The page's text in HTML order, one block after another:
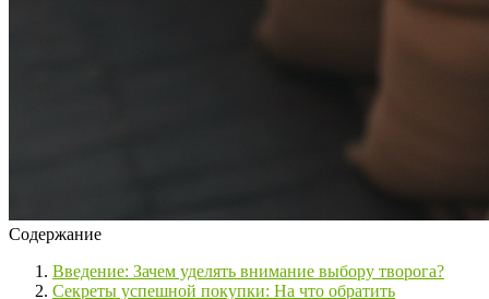
Содержание
Введение: Зачем уделять внимание выбору творога?
Секреты успешной покупки: На что обратить